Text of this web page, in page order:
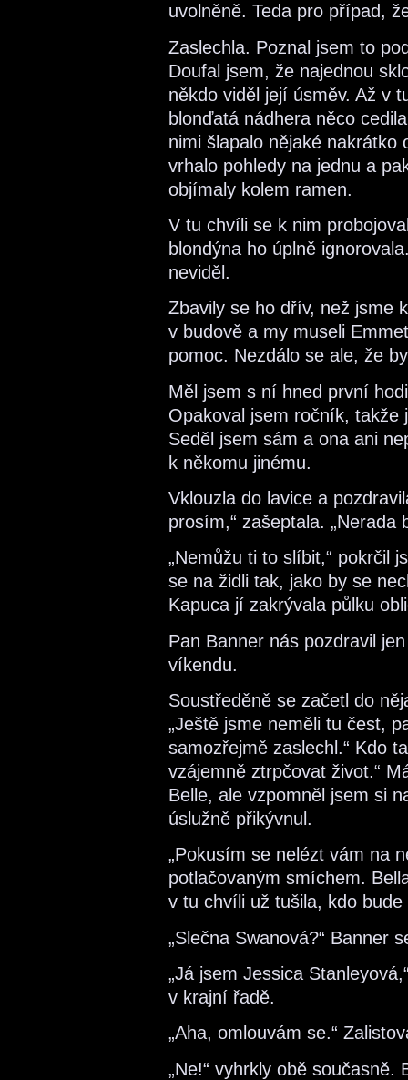
uvolněně. Teda pro případ,
Zaslechla. Poznal jsem to
Doufal jsem, že najednou
někdo viděl její úsměv. Až v
blonďatá nádhera něco
nimi šlapalo nějaké
vrhalo pohledy na jednu a
objímaly kolem ramen.
V tu chvíli se k nim
blondýna ho úplně
neviděl.
Zbavily se ho dřív, než jsme
v budově a my museli
pomoc. Nezdálo se ale, že
Měl jsem s ní hned první
Opakoval jsem ročník, takže
Seděl jsem sám a ona ani
k někomu jinému.
Vklouzla do lavice a
prosím,“ zašeptala. „Nerada
„Nemůžu ti to slíbit,“ pokrčil
se na židli tak, jako by se
Kapuca jí zakrývala půlku
Pan Banner nás pozdravil
víkendu.
Soustředěně se začetl do
„Ještě jsme neměli tu čest,
samozřejmě zaslechl.“ Kdo
vzájemně ztrpčovat život.“
Belle, ale vzpomněl jsem si
úslužně přikývnul.
„Pokusím se nelézt vám na
potlačovaným smíchem.
v tu chvíli už tušila, kdo
„Slečna Swanová?“ Banner
„Já jsem Jessica
v krajní řadě.
„Aha, omlouvám se.“
„Ne!“ vyhrkly obě